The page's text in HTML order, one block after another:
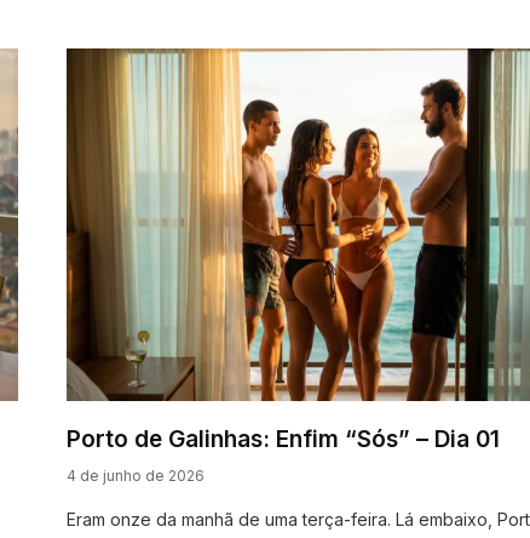
Porto de Galinhas: Enfim “Sós” – Dia 01
4 de junho de 2026
Eram onze da manhã de uma terça-feira. Lá embaixo,